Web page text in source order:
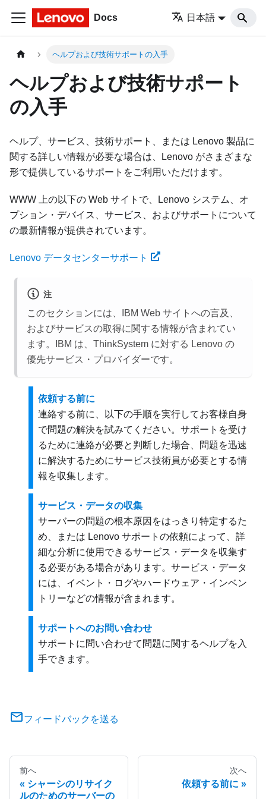
Docs 日本語
ヘルプおよび技術サポートの入手
ヘルプおよび技術サポート
の入手
ヘルプ、サービス、技術サポート、または Lenovo 製品に
関する詳しい情報が必要な場合は、Lenovo がさまざまな
形で提供しているサポートをご利用いただけます。
WWW 上の以下の Web サイトで、Lenovo システム、オ
プション・デバイス、サービス、およびサポートについて
の最新情報が提供されています。
Lenovo データセンターサポート
注
このセクションには、IBM Web サイトへの言及、
およびサービスの取得に関する情報が含まれてい
ます。IBM は、ThinkSystem に対する Lenovo の
優先サービス・プロバイダーです。
依頼する前に
連絡する前に、以下の手順を実行してお客様自身
で問題の解決を試みてください。サポートを受け
るために連絡が必要と判断した場合、問題を迅速
に解決するためにサービス技術員が必要とする情
報を収集します。
サービス・データの収集
サーバーの問題の根本原因をはっきり特定するた
め、または Lenovo サポートの依頼によって、詳
細な分析に使用できるサービス・データを収集す
る必要がある場合があります。サービス・データ
には、イベント・ログやハードウェア・インベン
トリーなどの情報が含まれます。
サポートへのお問い合わせ
サポートに問い合わせて問題に関するヘルプを入
手できます。
フィードバックを送る
前へ
シャーシのリサイク
ルのためのサーバーの
次へ
依頼する前に